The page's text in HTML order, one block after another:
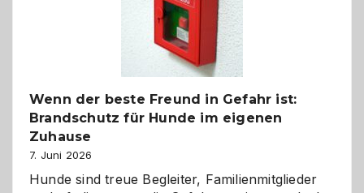
herzlich
gestalten
Wenn der beste Freund in Gefahr ist:
Brandschutz für Hunde im eigenen
Zuhause
7. Juni 2026
Hunde sind treue Begleiter, Familienmitglieder